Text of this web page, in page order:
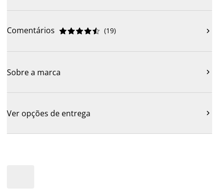
Comentários 




 (19) 
Sobre a marca 
Ver opções de entrega 